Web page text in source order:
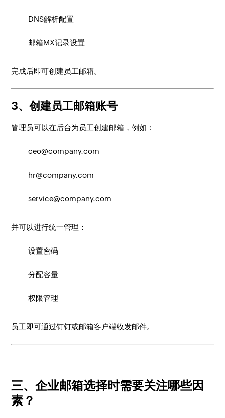
DNS解析配置
邮箱MX记录设置
完成后即可创建员工邮箱。
3、创建员工邮箱账号
管理员可以在后台为员工创建邮箱，例如：
ceo@company.com
hr@company.com
service@company.com
并可以进行统一管理：
设置密码
分配容量
权限管理
员工即可通过钉钉或邮箱客户端收发邮件。
三、企业邮箱选择时需要关注哪些因
素？